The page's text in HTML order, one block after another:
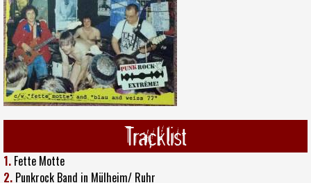
Tracklist
1. Fette Motte
2. Punkrock Band in Mülheim/ Ruhr